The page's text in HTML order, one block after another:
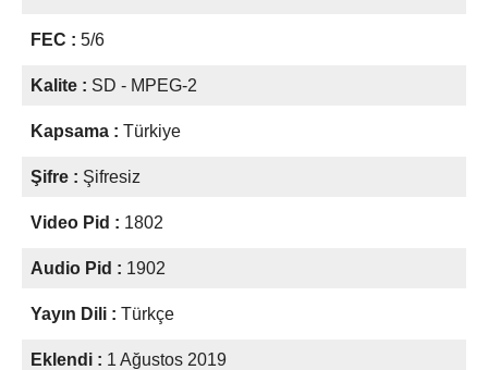
FEC : 5/6
Kalite : SD - MPEG-2
Kapsama : Türkiye
Şifre : Şifresiz
Video Pid : 1802
Audio Pid : 1902
Yayın Dili : Türkçe
Eklendi : 1 Ağustos 2019